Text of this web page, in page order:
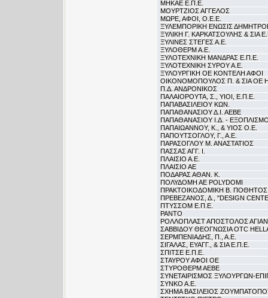
ΜΗΚΑΕ Ε.Π.Ε.
ΜΟΥΡΤΖΙΟΣ ΑΓΓΕΛΟΣ
ΜΩΡΕ, ΑΦΟΙ, Ο.Ε.Ε.
ΞΥΛΕΜΠΟΡΙΚΗ ΕΝΩΣΙΣ
ΞΥΛΙΚΗ Γ. ΚΑΡΚΑΤΣΟΥΛΗΣ & ΣΙΑ
ΞΥΛΙΝΕΣ ΣΤΕΓΕΣ Α.Ε.
ΞΥΛΟΘΕΡΜ Α.Ε.
ΞΥΛΟΤΕΧΝΙΚΗ ΜΑΝΔΡΑΣ Ε.Π.Ε.
ΞΥΛΟΤΕΧΝΙΚΗ ΣΥΡΟΥ Α.Ε.
ΞΥΛΟΥΡΓΙΚΗ ΟΕ ΚΟΝΤΕΛΗ ΑΦΟΙ
ΟΙΚΟΝΟΜΟΠΟΥΛΟΣ Π. & ΣΙΑ ΟΕ
Π.Δ. ΑΝΔΡΟΝΙΚΟΣ
ΠΑΛΑΙΟΡΟΥΤΑ, Σ., ΥΙΟΙ, Ε.Π.Ε.
ΠΑΠΑΒΑΣΙΛΕΙΟΥ ΚΩΝ.
ΠΑΠΑΘΑΝΑΣΙΟΥ Δ.Ι. ΑΕΒΕ
ΠΑΠΑΘΑΝΑΣΙΟΥ Ι.Δ. -
ΠΑΠΑΙΩΑΝΝΟΥ, Κ., & ΥΙΟΣ Ο.Ε.
ΠΑΠΟΥΤΣΟΓΛΟΥ, Γ., Α.Ε.
ΠΑΡΑΣΟΓΛΟΥ Μ. ΑΝΑΣΤΑΤΙΟΣ
ΠΑΣΣΑΣ ΑΓΓ. Ι.
ΠΛΑΙΣΙΟ Α.Ε.
ΠΛΑΙΣΙΟ ΑΕ
ΠΟΔΑΡΑΣ ΑΘΑΝ. Κ.
ΠΟΛΥΔΟΜΗ ΑΕ POLYDOMI
ΠΡΑΚΤΟΙΚΟΔΟΜΙΚΗ Β. ΠΟΘΗΤΟΣ
ΠΡΕΒΕΖΑΝΟΣ, Δ., "DESIGN
ΠΤΥΣΣΟΜ Ε.Π.Ε.
ΡΑΝΤΟ
ΡΟΛΛΟΠΛΑΣΤ ΑΠΟΣΤΟΛΟΣ
ΣΑΒΒΙΔΟΥ ΘΕΟΓΝΩΣΙΑ OTC
ΣΕΡΜΠΕΝΙΑΔΗΣ, Π., Α.Ε.
ΣΙΓΑΛΑΣ, ΕΥΑΓΓ., & ΣΙΑ Ε.Π.Ε.
ΣΠΙΤΣΕ Ε.Π.Ε.
ΣΤΑΥΡΟΥ ΑΦΟΙ ΟΕ
ΣΤΥΡΟΘΕΡΜ ΑΕΒΕ
ΣΥΝΕΤΑΙΡΙΣΜΟΣ ΞΥΛΟΥΡΓΩΝ-
ΣΥΝΚΟ Α.Ε.
ΣΧΗΜΑ ΒΑΣΙΛΕΙΟΣ